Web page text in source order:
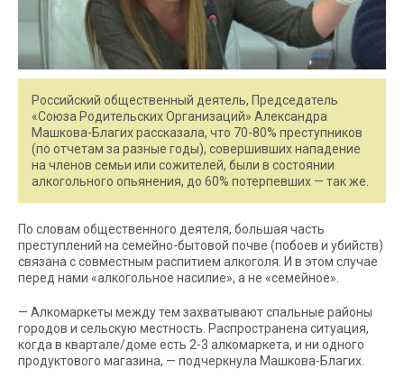
Российский общественный деятель, Председатель
«Союза Родительских Организаций» Александра
Машкова-Благих рассказала, что 70-80% преступников
(по отчетам за разные годы), совершивших нападение
на членов семьи или сожителей, были в состоянии
алкогольного опьянения, до 60% потерпевших — так же.
По словам общественного деятеля, большая часть
преступлений на семейно-бытовой почве (побоев и убийств)
связана с совместным распитием алкоголя. И в этом случае
перед нами «алкогольное насилие», а не «семейное».
— Алкомаркеты между тем захватывают спальные районы
городов и сельскую местность. Распространена ситуация,
когда в квартале/доме есть 2-3 алкомаркета, и ни одного
продуктового магазина, — подчеркнула Машкова-Благих.